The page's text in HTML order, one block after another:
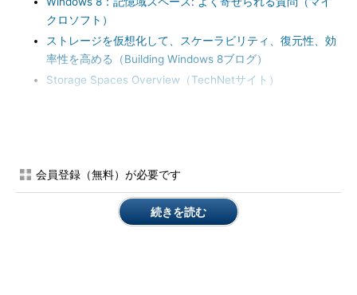
クロソフト）
ストレージを仮想化して、スケーラビリティ、復元性、効
率性を高める（Building Windows 8ブログ）
Storage Spaces Overview（TechNetサイト）
機能 概要
複数の物理ディスクをまとめて1つの大きな仮想ディスクとして
扱う機能。ディスクの実容量や組み合わせ方法、接続インター
フェイス（SATA、USB、SAS、IDEなど）によらず、ユーザー
会員登録（無料）が必要です
続きを読む